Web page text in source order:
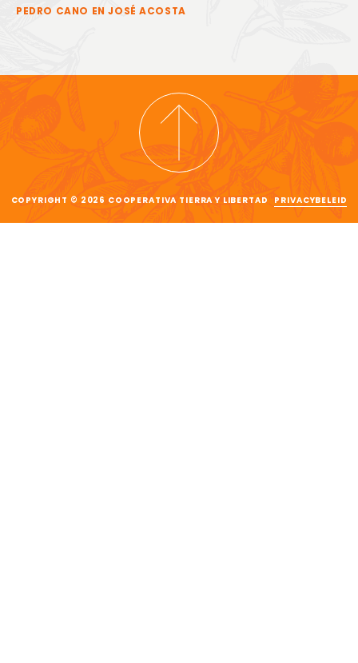
PEDRO CANO EN JOSÉ ACOSTA
COPYRIGHT © 2026 COOPERATIVA TIERRA Y LIBERTAD PRIVACYBELEID